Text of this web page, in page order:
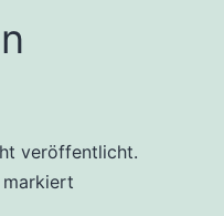
veröffentlicht.
markiert